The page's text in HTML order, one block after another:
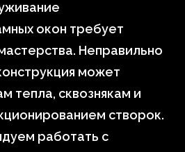
окон требует
Неправильно
может
тепла, сквознякам и
створок.
работать с